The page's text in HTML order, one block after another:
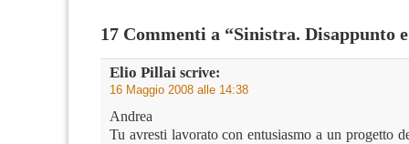
17 Commenti a “Sinistra. Disappunto
Elio Pillai scrive:
16 Maggio 2008 alle 14:38
Andrea
Tu avresti lavorato con entusiasmo a un progetto